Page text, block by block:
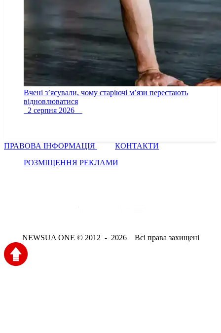
Вчені з’ясували, чому старіючі м’язи перестають
відновлюватися
2 серпня 2026
ПРАВОВА ІНФОРМАЦІЯ
КОНТАКТИ
РОЗМІЩЕННЯ РЕКЛАМИ
NEWSUA ONE © 2012 - 2026 Всі права захищені